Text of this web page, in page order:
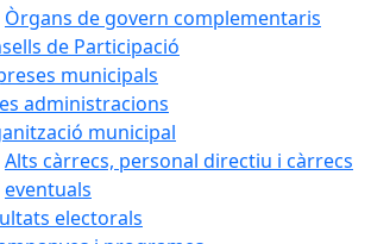
Òrgans de govern complementaris
de Participació
municipals
administracions
municipal
Alts càrrecs, personal directiu i càrrecs
eventuals
electorals